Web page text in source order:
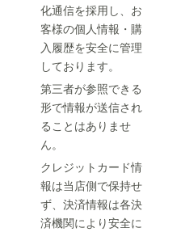
化通信を採用し、お
客様の個人情報・購
入履歴を安全に管理
しております。
第三者が参照できる
形で情報が送信され
ることはありませ
ん。
クレジットカード情
報は当店側で保持せ
ず、決済情報は各決
済機関により安全に